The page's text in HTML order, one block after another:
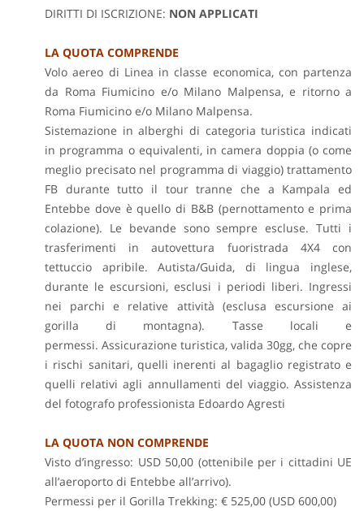
DIRITTI DI ISCRIZIONE: NON APPLICATI
LA QUOTA COMPRENDE
Volo aereo di Linea in classe economica, con partenza
da Roma Fiumicino e/o Milano Malpensa, e ritorno a
Roma Fiumicino e/o Milano Malpensa.
Sistemazione in alberghi di categoria turistica indicati
in programma o equivalenti, in camera doppia (o come
meglio precisato nel programma di viaggio) trattamento
FB durante tutto il tour tranne che a Kampala ed
Entebbe dove è quello di B&B (pernottamento e prima
colazione). Le bevande sono sempre escluse.Tutti i
trasferimenti in autovettura fuoristrada 4X4 con
tettuccio apribile.Autista/Guida, di lingua inglese,
durante le escursioni, esclusi i periodi liberi. Ingressi
nei parchi e relative attività (esclusa escursione ai
gorilla di montagna). Tasse locali e
permessi. Assicurazione turistica, valida 30gg, che copre
i rischi sanitari, quelli inerenti al bagaglio registrato e
quelli relativi agli annullamenti del viaggio. Assistenza
del fotografo professionista Edoardo Agresti
LA QUOTA NON COMPRENDE
Visto d’ingresso: USD 50,00 (ottenibile per i cittadini UE
all’aeroporto di Entebbe all’arrivo).
Permessi per il Gorilla Trekking: € 525,00 (USD 600,00)